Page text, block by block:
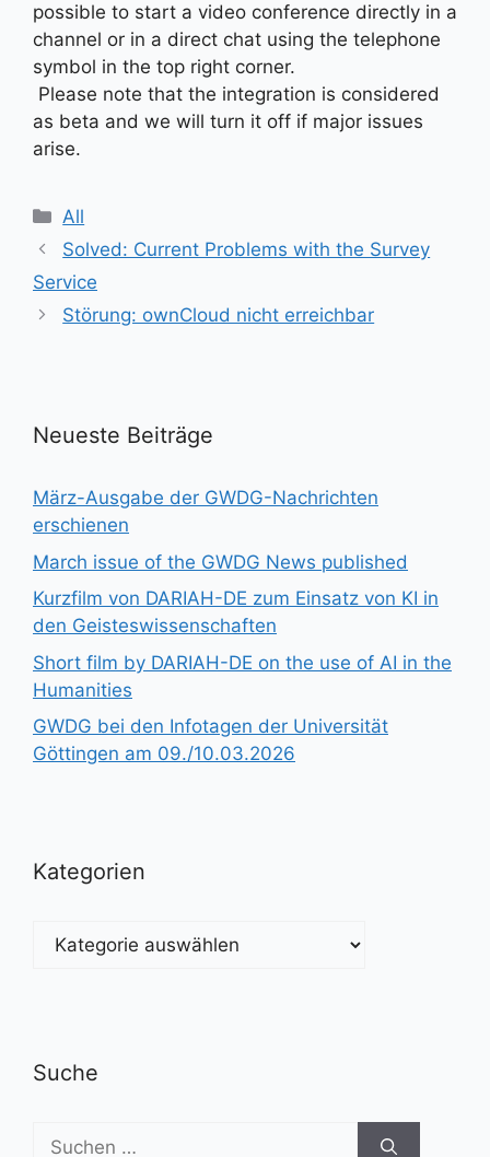
possible to start a video conference directly in a
channel or in a direct chat using the telephone
symbol in the top right corner.
Please note that the integration is considered
as beta and we will turn it off if major issues
arise.
Kategorien
All
Solved: Current Problems with the Survey
Service
Störung: ownCloud nicht erreichbar
Neueste Beiträge
März-Ausgabe der GWDG-Nachrichten
erschienen
March issue of the GWDG News published
Kurzfilm von DARIAH-DE zum Einsatz von KI in
den Geisteswissenschaften
Short film by DARIAH-DE on the use of AI in the
Humanities
GWDG bei den Infotagen der Universität
Göttingen am 09./10.03.2026
Kategorien
Kategorien
Suche
Suchen